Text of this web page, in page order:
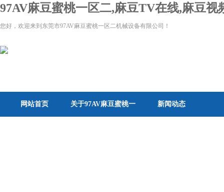
97AV麻豆蜜桃一区二,麻豆TV在线,麻豆
您好，欢迎来到东莞市97AV麻豆蜜桃一区二机械设备有限公司！
网站首页 关于97AV麻豆蜜桃一 新闻动态